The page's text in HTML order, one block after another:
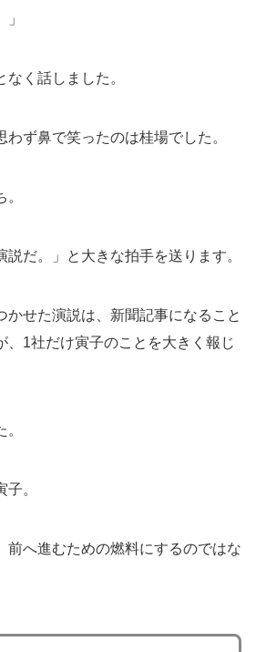
く話しました。
わず鼻で笑ったのは桂場でした。
だ。」と大きな拍手を送ります。
かせた演説は、新聞記事になること
、1社だけ寅子のことを大きく報じ
。
前へ進むための燃料にするのではな